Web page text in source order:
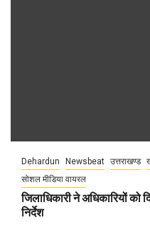
Dehardun Newsbeat उत्तराखण्ड
सोशल मीडिया वायरल
जिलाधिकारी ने अधिकारियों को
निर्देश